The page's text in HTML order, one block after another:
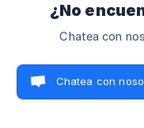
¿No
Chatea con
Chatea con